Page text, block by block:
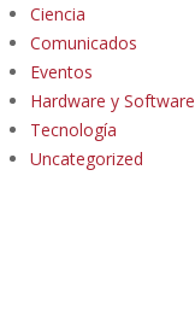
Ciencia
Comunicados
Eventos
Hardware y Software
Tecnología
Uncategorized